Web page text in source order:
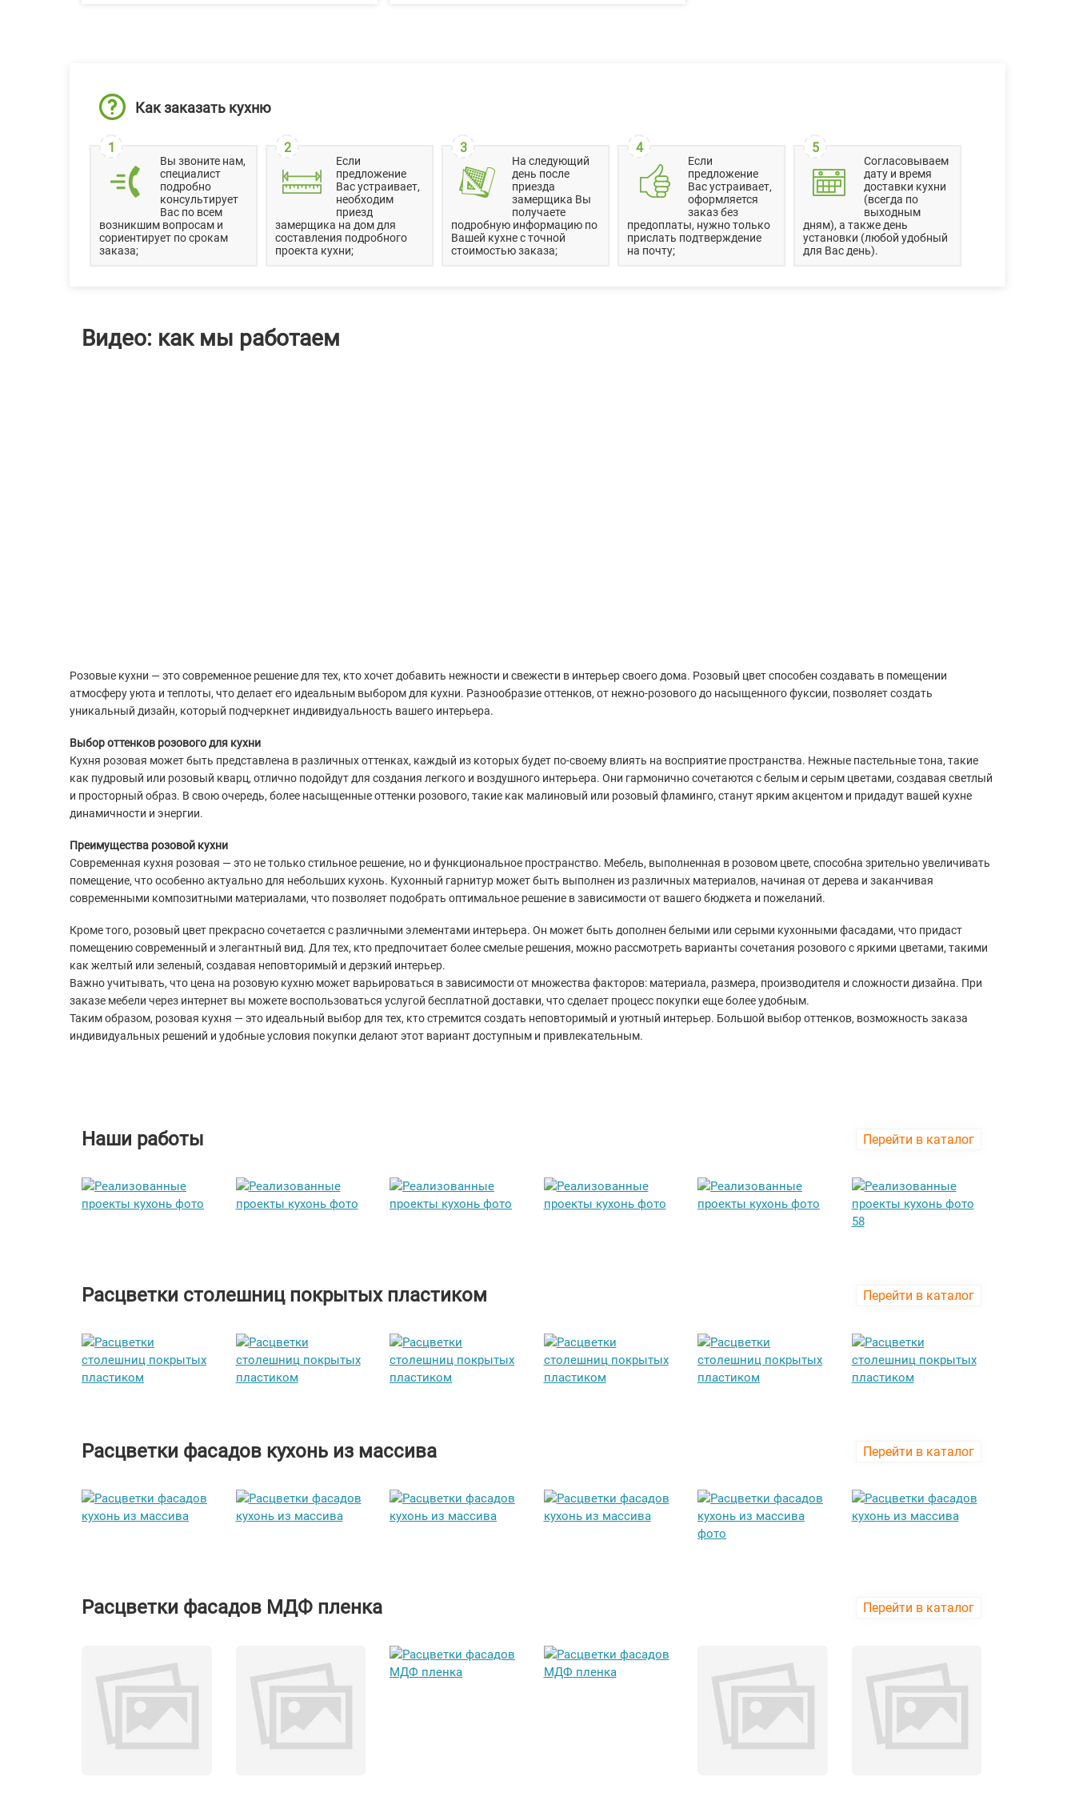
Как заказать кухню
1
Вы звоните нам,
специалист
подробно
консультирует
Вас по всем
возникшим вопросам и
сориентирует по срокам
заказа;
2
Если
предложение
Вас устраивает,
необходим
приезд
замерщика на дом для
составления подробного
проекта кухни;
3
На следующий
день после
приезда
замерщика Вы
получаете
подробную информацию по
Вашей кухне с точной
стоимостью заказа;
4
Если
предложение
Вас устраивает,
оформляется
заказ без
предоплаты, нужно только
прислать подтверждение
на почту;
5
Согласовываем
дату и время
доставки кухни
(всегда по
выходным
дням), а также день
установки (любой удобный
для Вас день).
Видео: как мы работаем
Розовые кухни — это современное решение для тех, кто хочет добавить нежности и свежести в интерьер своего дома. Розовый цвет способен создавать в помещении
атмосферу уюта и теплоты, что делает его идеальным выбором для кухни. Разнообразие оттенков, от нежно-розового до насыщенного фуксии, позволяет создать
уникальный дизайн, который подчеркнет индивидуальность вашего интерьера.
Выбор оттенков розового для кухни
Кухня розовая может быть представлена в различных оттенках, каждый из которых будет по-своему влиять на восприятие пространства. Нежные пастельные тона, такие
как пудровый или розовый кварц, отлично подойдут для создания легкого и воздушного интерьера. Они гармонично сочетаются с белым и серым цветами, создавая светлый
и просторный образ. В свою очередь, более насыщенные оттенки розового, такие как малиновый или розовый фламинго, станут ярким акцентом и придадут вашей кухне
динамичности и энергии.
Преимущества розовой кухни
Современная кухня розовая — это не только стильное решение, но и функциональное пространство. Мебель, выполненная в розовом цвете, способна зрительно увеличивать
помещение, что особенно актуально для небольших кухонь. Кухонный гарнитур может быть выполнен из различных материалов, начиная от дерева и заканчивая
современными композитными материалами, что позволяет подобрать оптимальное решение в зависимости от вашего бюджета и пожеланий.
Кроме того, розовый цвет прекрасно сочетается с различными элементами интерьера. Он может быть дополнен белыми или серыми кухонными фасадами, что придаст
помещению современный и элегантный вид. Для тех, кто предпочитает более смелые решения, можно рассмотреть варианты сочетания розового с яркими цветами, такими
как желтый или зеленый, создавая неповторимый и дерзкий интерьер.
Важно учитывать, что цена на розовую кухню может варьироваться в зависимости от множества факторов: материала, размера, производителя и сложности дизайна. При
заказе мебели через интернет вы можете воспользоваться услугой бесплатной доставки, что сделает процесс покупки еще более удобным.
Таким образом, розовая кухня — это идеальный выбор для тех, кто стремится создать неповторимый и уютный интерьер. Большой выбор оттенков, возможность заказа
индивидуальных решений и удобные условия покупки делают этот вариант доступным и привлекательным.
Наши работы Перейти в каталог
Расцветки столешниц покрытых пластиком Перейти в каталог
Расцветки фасадов кухонь из массива Перейти в каталог
Расцветки фасадов МДФ пленка Перейти в каталог